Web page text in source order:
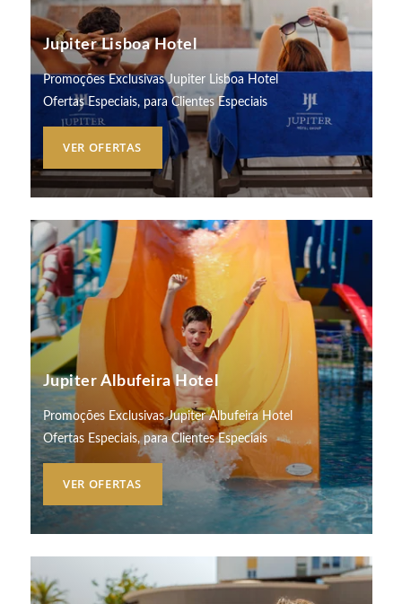
Jupiter Lisboa Hotel
Promoções Exclusivas Jupiter Lisboa Hotel
Ofertas Especiais, para Clientes Especiais
VER OFERTAS
Jupiter Albufeira Hotel
Promoções Exclusivas Jupiter Albufeira Hotel
Ofertas Especiais, para Clientes Especiais
VER OFERTAS